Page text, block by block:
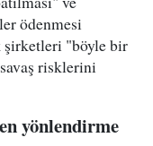
ödenmesi
"böyle bir
risklerini
yönlendirme